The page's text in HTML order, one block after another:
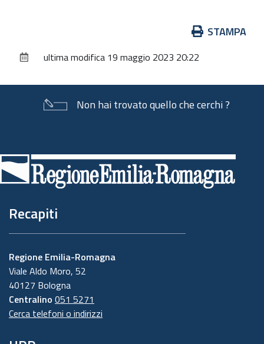
documento
STAMPA
ultima modifica 19 maggio 2023 20:22
Non hai trovato quello che cerchi ?
di
pagina
Recapiti
Regione Emilia-Romagna
Viale Aldo Moro, 52
40127 Bologna
Centralino 051 5271
Cerca telefoni o indirizzi